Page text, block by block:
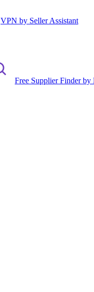
VPN by Seller Assistant
Free Supplier Finder by